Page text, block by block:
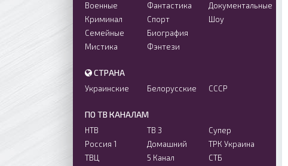
Военные
Криминал
Семейные
Мистика
Фантастика
Спорт
Биография
Фэнтези
Документальные
Шоу
СТРАНА
Украинские Белорусские СССР
ПО ТВ КАНАЛАМ
НТВ
Россия 1
ТВЦ
ТВ 3
Домашний
5 Канал
Супер
ТРК Украина
СТБ